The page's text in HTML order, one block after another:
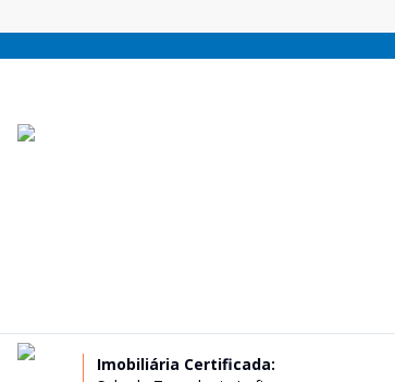
Imobiliária Certificada: